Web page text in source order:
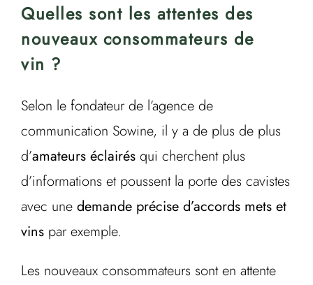
Quelles sont les attentes des
nouveaux consommateurs de
vin ?
Selon le fondateur de l’agence de
communication Sowine, il y a de plus de plus
d’amateurs éclairés qui cherchent plus
d’informations et poussent la porte des cavistes
avec une demande précise d’accords mets et
vins par exemple.
Les nouveaux consommateurs sont en attente